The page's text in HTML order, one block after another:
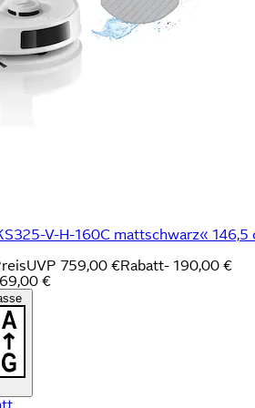
V-H-160C mattschwarz«
UVP 759,00 €Rabatt- 190,00 €
€